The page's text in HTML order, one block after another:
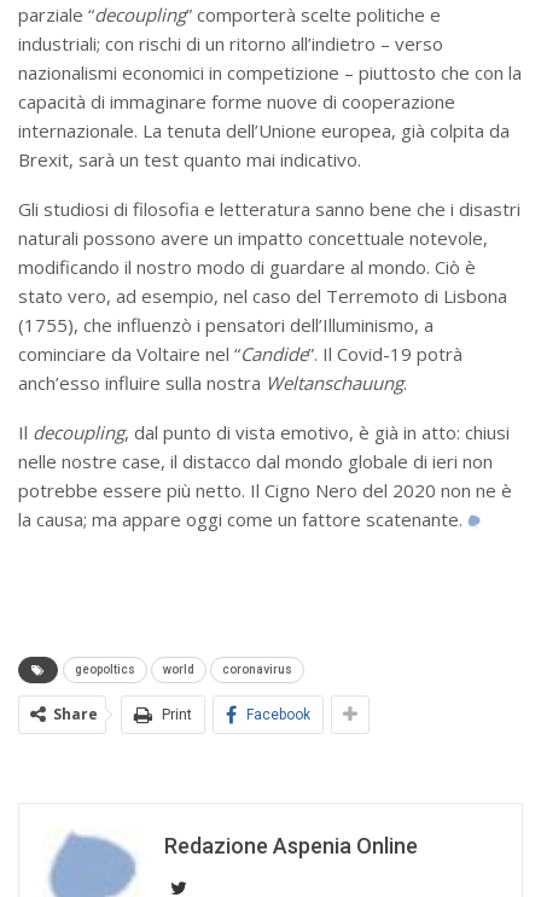
parziale “decoupling” comporterà scelte politiche e
industriali; con rischi di un ritorno all’indietro – verso
nazionalismi economici in competizione – piuttosto che con la
capacità di immaginare forme nuove di cooperazione
internazionale. La tenuta dell’Unione europea, già colpita da
Brexit, sarà un test quanto mai indicativo.
Gli studiosi di filosofia e letteratura sanno bene che i disastri
naturali possono avere un impatto concettuale notevole,
modificando il nostro modo di guardare al mondo. Ciò è
stato vero, ad esempio, nel caso del Terremoto di Lisbona
(1755), che influenzò i pensatori dell’Illuminismo, a
cominciare da Voltaire nel “Candide”. Il Covid-19 potrà
anch’esso influire sulla nostra Weltanschauung.
Il decoupling, dal punto di vista emotivo, è già in atto: chiusi
nelle nostre case, il distacco dal mondo globale di ieri non
potrebbe essere più netto. Il Cigno Nero del 2020 non ne è
la causa; ma appare oggi come un fattore scatenante.
geopoltics world coronavirus
Share Print Facebook
Redazione Aspenia Online